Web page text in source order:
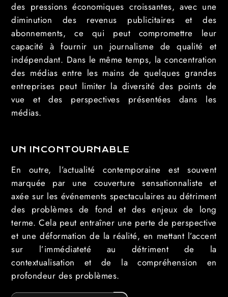
des pressions économiques croissantes, avec une
diminution des revenus publicitaires et des
abonnements, ce qui peut compromettre leur
capacité à fournir un journalisme de qualité et
indépendant. Dans le même temps, la concentration
des médias entre les mains de quelques grandes
entreprises peut limiter la diversité des points de
vue et des perspectives présentées dans les
médias.
UN INCONTOURNABLE
En outre, l’actualité contemporaine est souvent
marquée par une couverture sensationnaliste et
axée sur les événements spectaculaires au détriment
des problèmes de fond et des enjeux de long
terme. Cela peut entraîner une perte de perspective
et une déformation de la réalité, en mettant l’accent
sur l’immédiateté au détriment de la
contextualisation et de la compréhension en
profondeur des problèmes.